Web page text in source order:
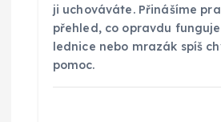
ji uchováváte. Přinášíme
přehled, co opravdu
lednice nebo mrazák spíš
pomoc.